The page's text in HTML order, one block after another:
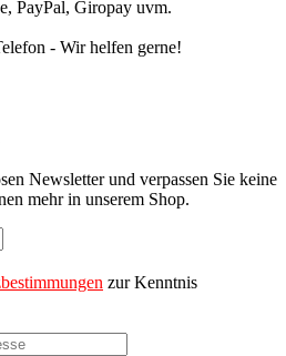
PayPal, Giropay uvm.
- Wir helfen gerne!
Newsletter und verpassen Sie keine
mehr in unserem Shop.
zur Kenntnis